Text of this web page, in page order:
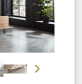
Volgende